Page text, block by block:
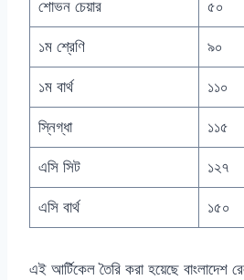
শোভন চেয়ার ৫০
১ম শ্রেণি ৯০
১ম বার্থ ১১০
স্নিগ্ধা ১১৫
এসি সিট ১২৭
এসি বার্থ ১৫০
এই আর্টিকেল তৈরি করা হয়েছে বাংলাদেশ